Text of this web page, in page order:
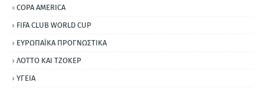
COPA AMERICA
FIFA CLUB WORLD CUP
ΕΥΡΩΠΑΪΚΑ ΠΡΟΓΝΩΣΤΙΚΑ
ΛΟΤΤΟ ΚΑΙ ΤΖΟΚΕΡ
ΥΓΕΙΑ